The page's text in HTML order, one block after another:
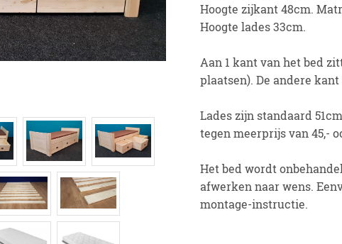
Hoogte zijkant 48cm.
Hoogte lades 33cm.
Aan 1 kant van het bed
plaatsen). De andere
Lades zijn standaard
tegen meerprijs van 45,-
Het bed wordt
afwerken naar wens.
montage-instructie.